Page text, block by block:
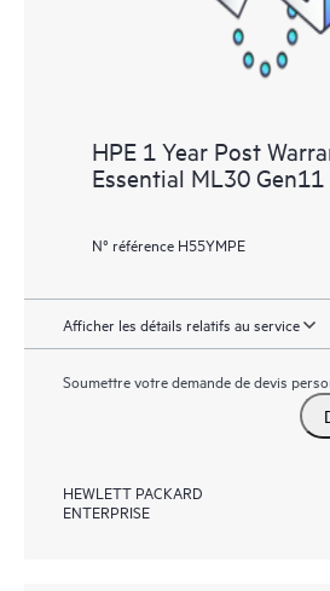
HPE 1 Year Post
Essential ML30 Gen11
N° référence H55YMPE
Afficher les détails relatifs au service
Soumettre votre demande de devis
HEWLETT PACKARD
ENTERPRISE